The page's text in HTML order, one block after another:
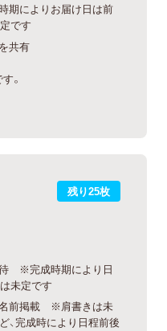
によりお届け日は前
です
共有
。
残り25枚
待 ※完成時期により日
未定です
名前掲載 ※肩書きは未
、完成時により日程前後